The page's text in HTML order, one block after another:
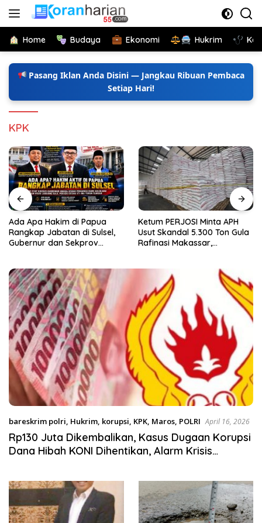
Langsung
Home Budaya Ekonomi Hukrim
Pasang Iklan Anda Disini — Jangkau Ribuan Pembaca
Setiap Hari!
KPK
di Papua
di Sulsel,
Sekprov
Ketum PERJOSI Minta APH
Usut Skandal 5.300 Ton Gula
Rafinasi Makassar,
Ada Apa
Papua
Sulsel, Ketum
bareskrim polri, Hukrim, korupsi, KPK, Maros, POLRI April 16, 2026
Rp130 Juta Dikembalikan, Kasus Dugaan Korupsi
Dana Hibah KONI Dihentikan, Alarm Krisis